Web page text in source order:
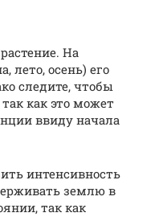
На
лето, осень) его
следите, чтобы
как это может
ввиду начала
интенсивность
землю в
так как